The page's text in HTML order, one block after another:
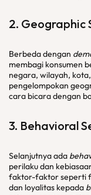
2. Geographic
Berbeda dengan
membagi konsumen
negara, wilayah,
pengelompokan
cara bicara dengan
3. Behavioral
Selanjutnya ada
perilaku dan
faktor-faktor seperti
dan loyalitas kepada